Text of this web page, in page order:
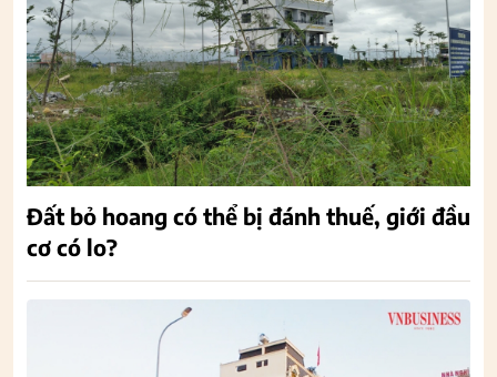
Đất bỏ hoang có thể bị đánh thuế, giới đầu
cơ có lo?